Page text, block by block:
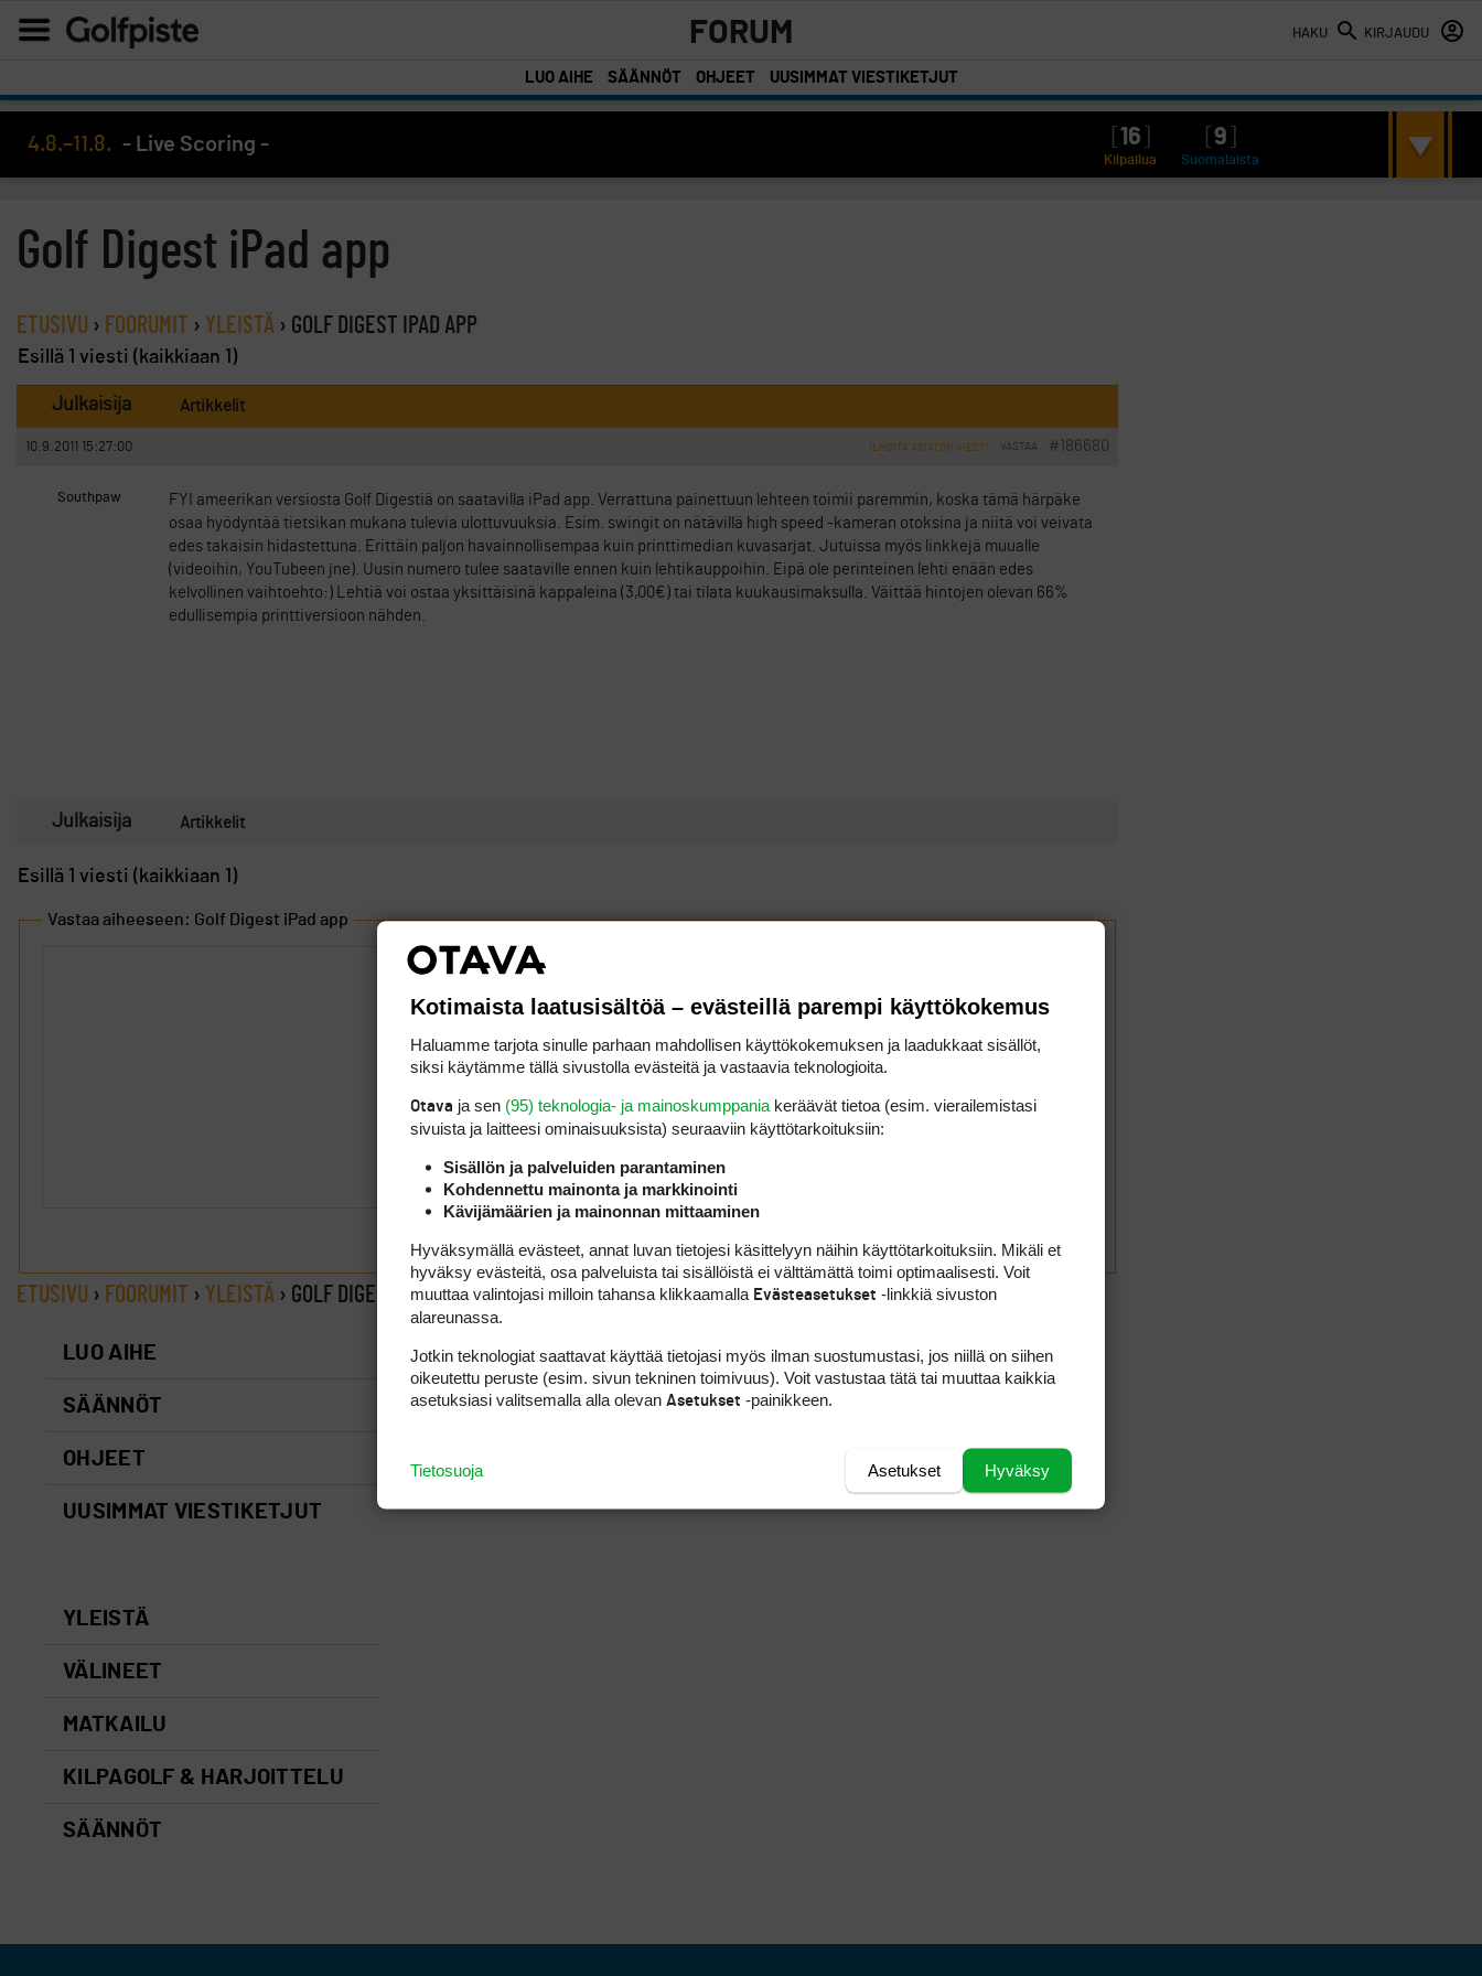
HAKU KIRJAUDU
FORUM
LUO AIHE SÄÄNNÖT OHJEET UUSIMMAT VIESTIKETJUT
4.8.–11.8. - Live Scoring - 16 9
Kilpailua Suomalaista
Golf Digest iPad app
ETUSIVU › FOORUMIT › YLEISTÄ › GOLF DIGEST IPAD APP
Esillä 1 viesti (kaikkiaan 1)
Julkaisija Artikkelit
10.9.2011 15:27:00 #186680
VASTAA
ILMOITA ASIATON VIESTI
Southpaw
FYI ameerikan versiosta Golf Digestiä on saatavilla iPad app. Verrattuna painettuun lehteen toimii paremmin, koska tämä härpäke
osaa hyödyntää tietsikan mukana tulevia ulottuvuuksia. Esim. swingit on nätävillä high speed -kameran otoksina ja niitä voi veivata
edes takaisin hidastettuna. Erittäin paljon havainnollisempaa kuin printtimedian kuvasarjat. Jutuissa myös linkkejä muualle
(videoihin, YouTubeen jne). Uusin numero tulee saataville ennen kuin lehtikauppoihin. Eipä ole perinteinen lehti enään edes
kelvollinen vaihtoehto:) Lehtiä voi ostaa yksittäisinä kappaleina (3,00€) tai tilata kuukausimaksulla. Väittää hintojen olevan 66%
edullisempia printtiversioon nähden.
Julkaisija Artikkelit
Esillä 1 viesti (kaikkiaan 1)
Vastaa aiheeseen: Golf Digest iPad app
LÄHETÄ
ETUSIVU › FOORUMIT › YLEISTÄ › GOLF DIGEST IPAD APP
LUO AIHE
SÄÄNNÖT
OHJEET
UUSIMMAT VIESTIKETJUT
YLEISTÄ
VÄLINEET
MATKAILU
KILPAGOLF & HARJOITTELU
SÄÄNNÖT
Kotimaista laatusisältöä – evästeillä parempi käyttökokemus
Haluamme tarjota sinulle parhaan mahdollisen käyttökokemuksen ja laadukkaat sisällöt,
siksi käytämme tällä sivustolla evästeitä ja vastaavia teknologioita.
Otava ja sen (95) teknologia- ja mainoskumppania keräävät tietoa (esim. vierailemis­tasi
sivuista ja laitteesi ominaisuuk­sista) seuraaviin käyttötarkoituksiin:
Sisällön ja palveluiden parantaminen
Kohdennettu mainonta ja markkinointi
Kävijämäärien ja mainonnan mittaaminen
Hyväksymällä evästeet, annat luvan tietojesi käsittelyyn näihin käyttötarkoituksiin. Mikäli et
hyväksy evästeitä, osa palveluista tai sisällöistä ei välttämättä toimi optimaalisesti. Voit
muuttaa valintojasi milloin tahansa klikkaamalla Evästeasetukset -linkkiä sivuston
alareunassa.
Jotkin teknologiat saattavat käyttää tietojasi myös ilman suostumustasi, jos niillä on siihen
oikeutettu peruste (esim. sivun tekninen toimivuus). Voit vastustaa tätä tai muuttaa kaikkia
asetuksiasi valitsemalla alla olevan Asetukset -painikkeen.
Hyväksy
Asetukset
Tietosuoja